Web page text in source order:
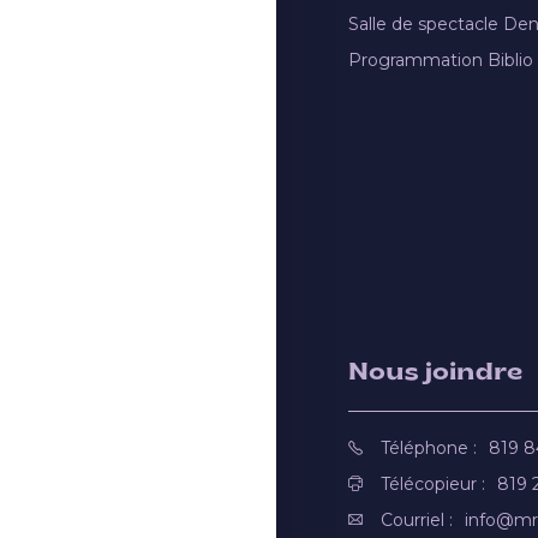
Salle de spectacle
Programmation Biblio
Nous joindre
Téléphone :
819
Télécopieur :
819
Courriel :